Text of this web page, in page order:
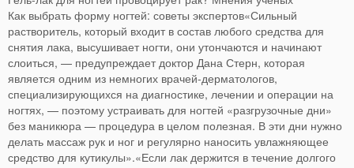
Как выбрать форму ногтей: советы экспертов«Сильный
растворитель, который входит в состав любого средства для
снятия лака, высушивает ногти, они утончаются и начинают
слоиться, — предупреждает доктор Дана Стерн, которая
является одним из немногих врачей-дерматологов,
специализирующихся на диагностике, лечении и операции на
ногтях, — поэтому устраивать для ногтей «разгрузочные дни»
без маникюра — процедура в целом полезная. В эти дни нужно
делать массаж рук и ног и регулярно наносить увлажняющее
средство для кутикулы».«Если лак держится в течение долгого